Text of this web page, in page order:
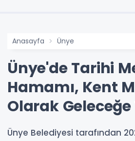
Anasayfa Ünye
Ünye'de Tarihi
Hamamı, Kent
Olarak Geleceğe
Ünye Belediyesi tarafından